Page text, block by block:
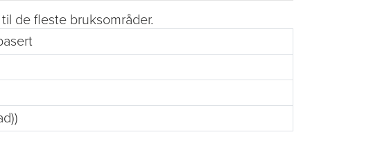
de fleste bruksområder.